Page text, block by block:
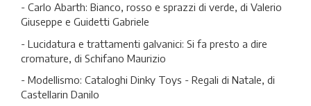
- Carlo Abarth: Bianco, rosso e sprazzi di verde, di Valerio
Giuseppe e Guidetti Gabriele
- Lucidatura e trattamenti galvanici: Si fa presto a dire
cromature, di Schifano Maurizio
- Modellismo: Cataloghi Dinky Toys - Regali di Natale, di
Castellarin Danilo